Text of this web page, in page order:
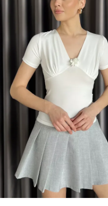
Gül Detaylı V Yaka Kadın Bluz Krem
%50 İndirim